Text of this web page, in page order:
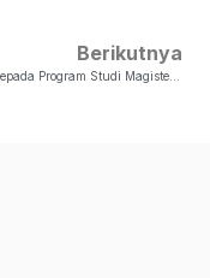
Berikutnya
Selamat Kepada Program Studi Magister Sosiologi Agama Atas Akreditasi A